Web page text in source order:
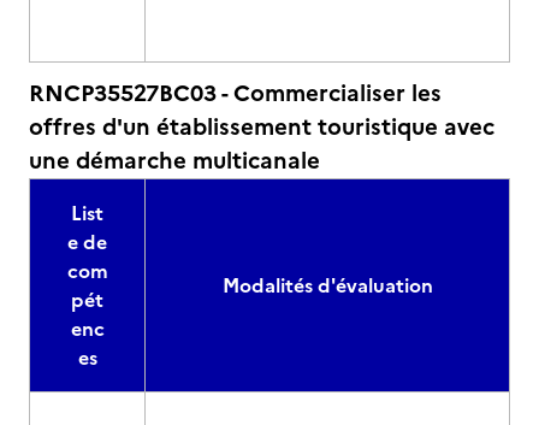
RNCP35527BC03 - Commercialiser les
offres d'un établissement touristique avec
une démarche multicanale
List
e de
com
pét
enc
es
Modalités d'évaluation